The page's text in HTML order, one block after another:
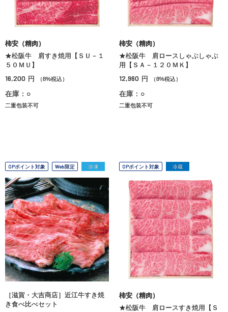
柿安（精肉）
★松阪牛 肩すき焼用【ＳＵ－１
５０ＭＵ】
16,200 円 （8%税込）
在庫：○
二重包装不可
柿安（精肉）
★松阪牛 肩ロースしゃぶしゃぶ
用【ＳＡ－１２０ＭＫ】
12,960 円 （8%税込）
在庫：○
二重包装不可
OPポイント対象 Web限定 冷凍
［滋賀・大吉商店］近江牛すき焼
き食べ比べセット
OPポイント対象 冷蔵
柿安（精肉）
★松阪牛 肩ロースすき焼用【Ｓ